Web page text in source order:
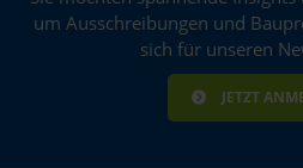
um Ausschreibungen und
sich für unseren
JETZT